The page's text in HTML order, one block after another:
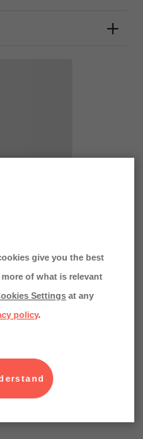
give you the best
of what is relevant
Settings at any
policy.